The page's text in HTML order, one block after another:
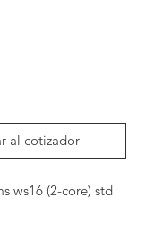
al cotizador
ws16 (2-core) std